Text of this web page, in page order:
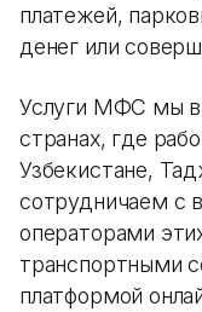
платежей,
денег или
Услуги МФС мы
странах, где
Узбекистане,
сотрудничаем с
операторами
транспортными
платформой